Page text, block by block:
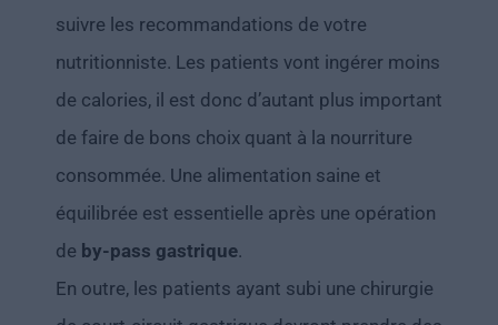
suivre les recommandations de votre
nutritionniste. Les patients vont ingérer moins
de calories, il est donc d’autant plus important
de faire de bons choix quant à la nourriture
consommée. Une alimentation saine et
équilibrée est essentielle après une opération
de by-pass gastrique.
En outre, les patients ayant subi une chirurgie